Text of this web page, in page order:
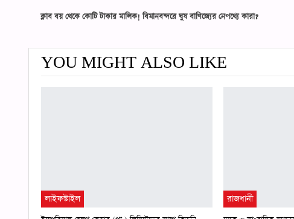
ক্লাব বয় থেকে কোটি টাকার মালিক! বিমানবন্দরে ঘুষ বাণিজ্যের নেপথ্যে কারা?
YOU MIGHT ALSO LIKE
লাইফস্টাইল রাজধানী